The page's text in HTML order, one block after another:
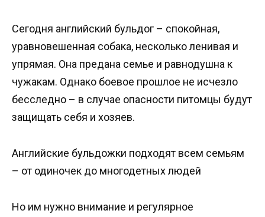
Сегодня английский бульдог – спокойная,
уравновешенная собака, несколько ленивая и
упрямая. Она предана семье и равнодушна к
чужакам. Однако боевое прошлое не исчезло
бесследно – в случае опасности питомцы будут
защищать себя и хозяев.
Английские бульдожки подходят всем семьям
– от одиночек до многодетных людей
Но им нужно внимание и регулярное